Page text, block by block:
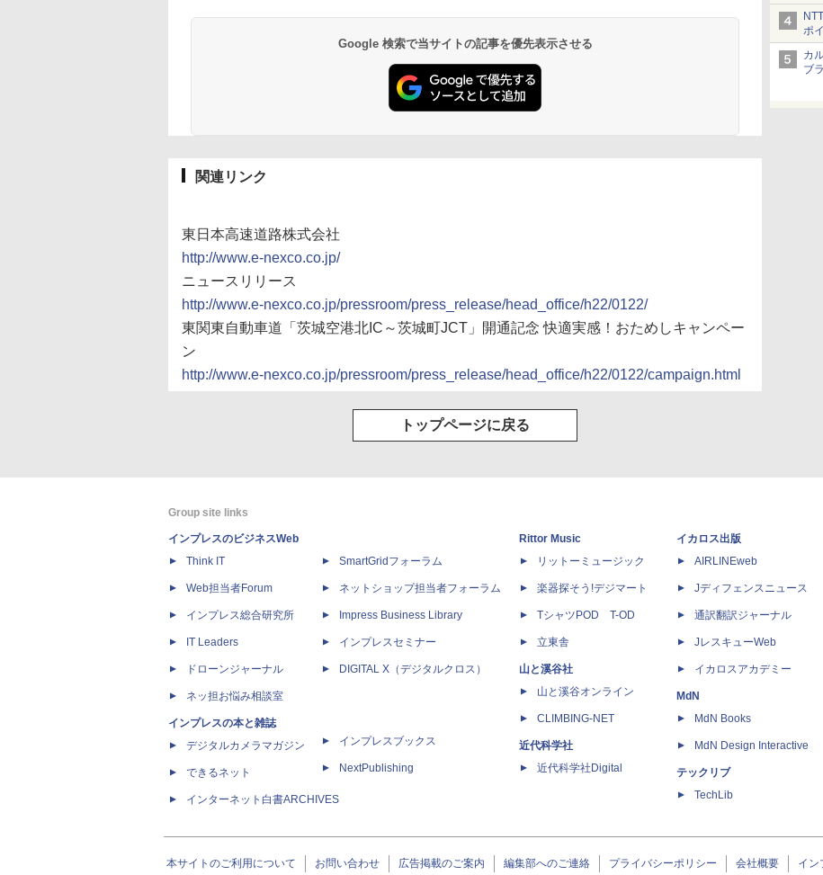
ポ
カ
ブ
Google 検索で当サイトの記事を優先表示させる
関連リンク
東日本高速道路株式会社
http://www.e-nexco.co.jp/
ニュースリリース
http://www.e-nexco.co.jp/pressroom/press_release/head_office/h22/0122/
東関東自動車道「茨城空港北IC～茨城町JCT」開通記念 快適実感！おためしキャンペー
ン
http://www.e-nexco.co.jp/pressroom/press_release/head_office/h22/0122/campaign.html
トップページに戻る
Group site links
インプレスのビジネスWeb
Think IT
Web担当者Forum
インプレス総合研究所
IT Leaders
ドローンジャーナル
ネッ担お悩み相談室
インプレスの本と雑誌
デジタルカメラマガジン
できるネット
インターネット白書ARCHIVES
SmartGridフォーラム
ネットショップ担当者フォーラム
Impress Business Library
インプレスセミナー
DIGITAL X（デジタルクロス）
インプレスブックス
NextPublishing
Rittor Music
リットーミュージック
楽器探そう!デジマート
TシャツPOD T-OD
立東舎
山と溪谷社
山と溪谷オンライン
CLIMBING-NET
近代科学社
近代科学社Digital
イカロス出版
AIRLINEweb
Jディフェンスニュース
通訳翻訳ジャーナル
JレスキューWeb
イカロスアカデミー
MdN
MdN Books
MdN Design Interactive
テックリブ
TechLib
本サイトのご利用について お問い合わせ 広告掲載のご案内 編集部へのご連絡 プライバシーポリシー 会社概要 イン